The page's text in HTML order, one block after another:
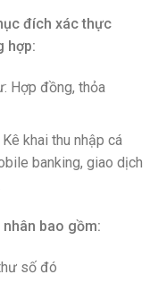
đích xác thực
hợp:
Hợp đồng, thỏa
khai thu nhập cá
banking, giao dịch
bao gồm:
số đó